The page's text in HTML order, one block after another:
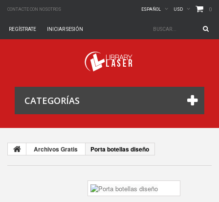
CONTACTE CON NOSOTROS 0
USD
ESPAÑOL
INICIAR SESIÓN
REGÍSTRATE
CATEGORÍAS
Archivos Gratis Porta botellas diseño